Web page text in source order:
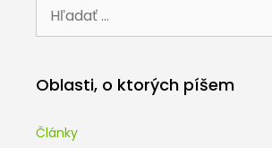
Oblasti, o ktorých píšem
Články